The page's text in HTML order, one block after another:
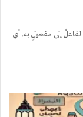
الفاعلُ إلى مفعولٍ به. أي